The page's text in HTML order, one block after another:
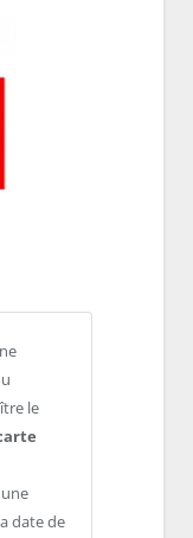
le
date de